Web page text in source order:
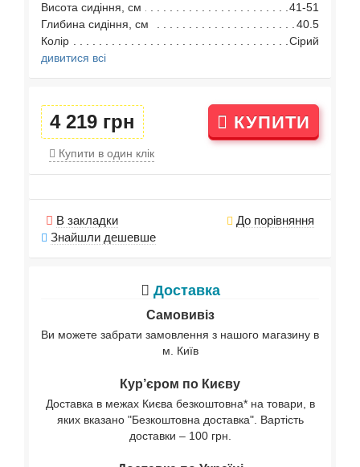
Висота сидіння, см
41-51
Глибина сидіння, см
40.5
Колір
Сірий
дивитися всі
4 219 грн КУПИТИ
Купити в один клік
В закладки
До порівняння
Знайшли дешевше
Доставка
Самовивіз
Ви можете забрати замовлення з нашого магазину в
м. Київ
Кур’єром по Києву
Доставка в межах Києва безкоштовна* на товари, в
яких вказано "Безкоштовна доставка". Вартість
доставки – 100 грн.